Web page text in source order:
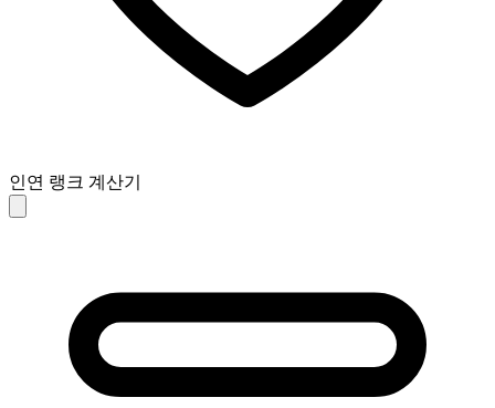
인연 랭크 계산기